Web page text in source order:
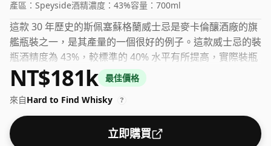
產區： Speyside酒精濃度： 43%容量： 700ml
這款 30 年歷史的斯佩塞蘇格蘭威士忌是麥卡倫釀酒廠的旗
艦瓶裝之一，是其產量的一個很好的例子。這款威士忌的裝
瓶酒精度為 43%，較標準的 40% 水平有所提高，實際裝瓶
容量為 70 厘升。
NT$181k
最佳價格
來自Hard to Find Whisky ?
立即購買